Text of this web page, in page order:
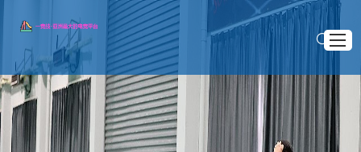
首页
知道一竞技
首页 精品项目 >